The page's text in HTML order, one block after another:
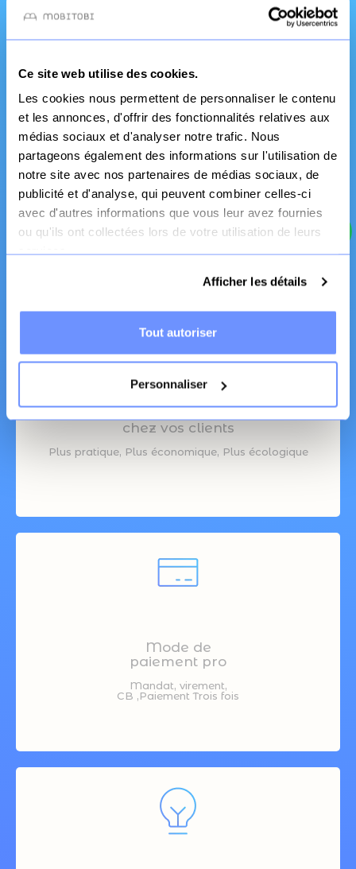
Ce site web utilise des cookies.
Les cookies nous permettent de personnaliser le contenu
et les annonces, d'offrir des fonctionnalités relatives aux
médias sociaux et d'analyser notre trafic. Nous
partageons également des informations sur l'utilisation de
notre site avec nos partenaires de médias sociaux, de
publicité et d'analyse, qui peuvent combiner celles-ci
avec d'autres informations que vous leur avez fournies
ou qu'ils ont collectées lors de votre utilisation de leurs
services.
Afficher les détails
Tout autoriser
Personnaliser
Fabrication Française
Canapé et literie
chez vos clients
Plus pratique, Plus économique, Plus écologique
Mode de
paiement pro
Mandat, virement,
CB ,Paiement Trois fois